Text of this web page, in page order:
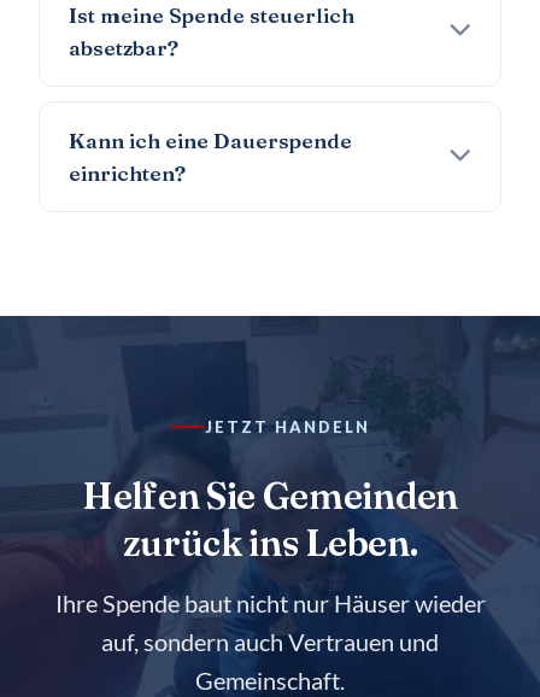
Ist meine Spende steuerlich
absetzbar?
Kann ich eine Dauerspende
einrichten?
JETZT HANDELN
Helfen Sie Gemeinden
zurück ins Leben.
Ihre Spende baut nicht nur Häuser wieder
auf, sondern auch Vertrauen und
Gemeinschaft.